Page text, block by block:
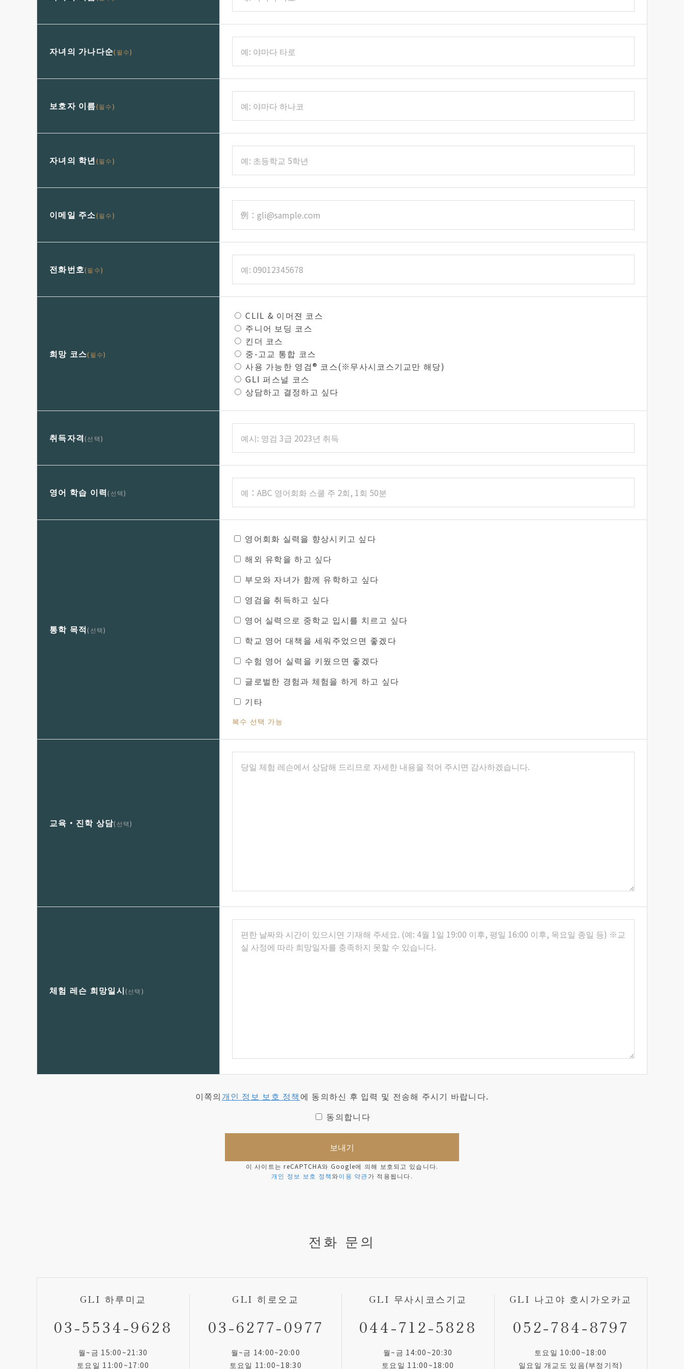
자녀의 가나다순(필수)
보호자 이름(필수)
자녀의 학년(필수)
이메일 주소(필수)
전화번호(필수)
희망 코스(필수)
CLIL & 이머젼 코스
주니어 보딩 코스
킨더 코스
중-고교 통합 코스
사용 가능한 영검® 코스(※무사시코스기교만 해당)
GLI 퍼스널 코스
상담하고 결정하고 싶다
취득자격(선택)
영어 학습 이력(선택)
통학 목적(선택)
영어회화 실력을 향상시키고 싶다
해외 유학을 하고 싶다
부모와 자녀가 함께 유학하고 싶다
영검을 취득하고 싶다
영어 실력으로 중학교 입시를 치르고 싶다
학교 영어 대책을 세워주었으면 좋겠다
수험 영어 실력을 키웠으면 좋겠다
글로벌한 경험과 체험을 하게 하고 싶다
기타
복수 선택 가능
교육・진학 상담(선택)
체험 레슨 희망일시(선택)
이쪽의 개인 정보 보호 정책 에 동의하신 후 입력 및 전송해 주시기 바랍니다.
동의합니다
이 사이트는 reCAPTCHA와 Google에 의해 보호되고 있습니다.
개인 정보 보호 정책와이용 약관가 적용됩니다.
전화 문의
GLI 하루미교
03-5534-9628
월~금 15:00~21:30
토요일 11:00~17:00
GLI 히로오교
03-6277-0977
월~금 14:00~20:00
토요일 11:00~18:30
GLI 무사시코스기교
044-712-5828
월~금 14:00~20:30
토요일 11:00~18:00
GLI 나고야 호시가오카교
052-784-8797
토요일 10:00~18:00
일요일 개교도 있음(부정기적)